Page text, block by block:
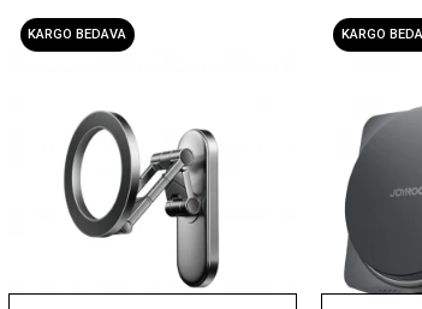
KARGO BEDAVA KARGO